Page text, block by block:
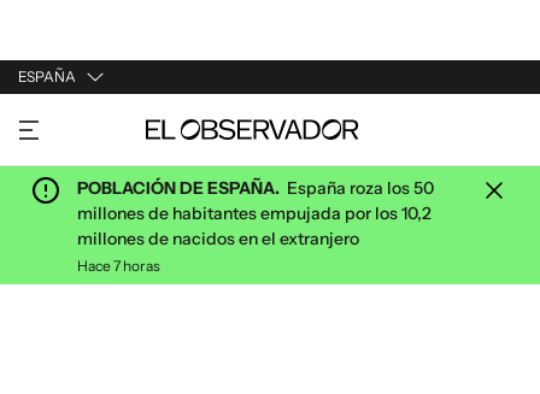
ESPAÑA
URUGUAY
ARGENTINA
ESPAÑA
ESTADOS UNIDOS
POBLACIÓN DE ESPAÑA. España roza los 50
millones de habitantes empujada por los 10,2
millones de nacidos en el extranjero
Hace 7 horas